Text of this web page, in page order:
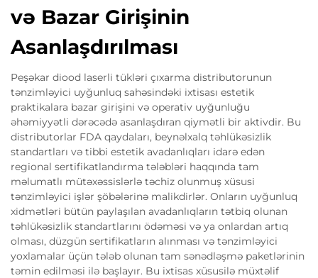
və Bazar Girişinin
Asanlaşdırılması
Peşəkar diood laserli tükləri çıxarma distributorunun
tənzimləyici uyğunluq sahəsindəki ixtisası estetik
praktikalara bazar girişini və operativ uyğunluğu
əhəmiyyətli dərəcədə asanlaşdıran qiymətli bir aktivdir. Bu
distributorlar FDA qaydaları, beynəlxalq təhlükəsizlik
standartları və tibbi estetik avadanlıqları idarə edən
regional sertifikatlandırma tələbləri haqqında tam
məlumatlı mütəxəssislərlə təchiz olunmuş xüsusi
tənzimləyici işlər şöbələrinə malikdirlər. Onların uyğunluq
xidmətləri bütün paylaşılan avadanlıqların tətbiq olunan
təhlükəsizlik standartlarını ödəməsi və ya onlardan artıq
olması, düzgün sertifikatların alınması və tənzimləyici
yoxlamalar üçün tələb olunan tam sənədləşmə paketlərinin
təmin edilməsi ilə başlayır. Bu ixtisas xüsusilə müxtəlif